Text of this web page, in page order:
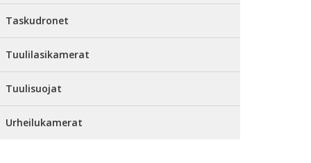
Taskudronet
Tuulilasikamerat
Tuulisuojat
Urheilukamerat